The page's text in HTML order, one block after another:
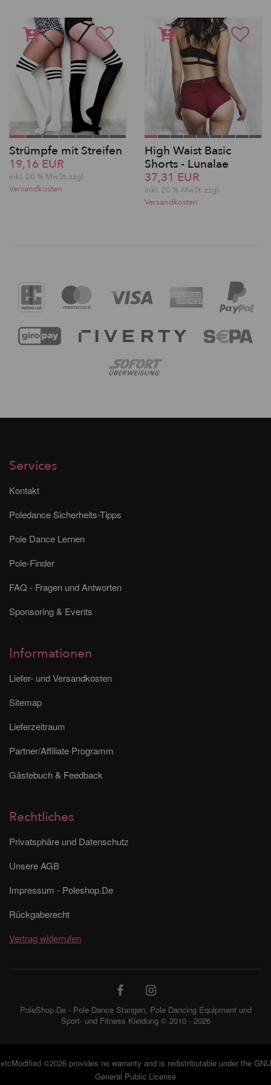
Strümpfe mit Streifen
19,16 EUR
inkl. 20 % MwSt. zzgl.
Versandkosten
High Waist Basic
Shorts - Lunalae
37,31 EUR
inkl. 20 % MwSt. zzgl.
Versandkosten
Services
Kontakt
Poledance Sicherheits-Tipps
Pole Dance Lernen
Pole-Finder
FAQ - Fragen und Antworten
Sponsoring & Events
Informationen
Liefer- und Versandkosten
Sitemap
Lieferzeitraum
Partner/Affiliate Programm
Gästebuch & Feedback
Rechtliches
Privatsphäre und Datenschutz
Unsere AGB
Impressum - Poleshop.De
Rückgaberecht
Vertrag widerrufen
PoleShop.De - Pole Dance Stangen, Pole Dancing Equipment und
Sport- und Fitness Kleidung © 2010 - 2026
xtcModified©2026 provides no warranty and is redistributable under the GNU
General Public License